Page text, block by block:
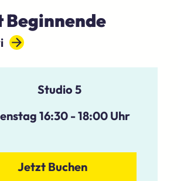
Beginnende
Studio 5
16:30-18:00 Uhr
Jetzt Buchen